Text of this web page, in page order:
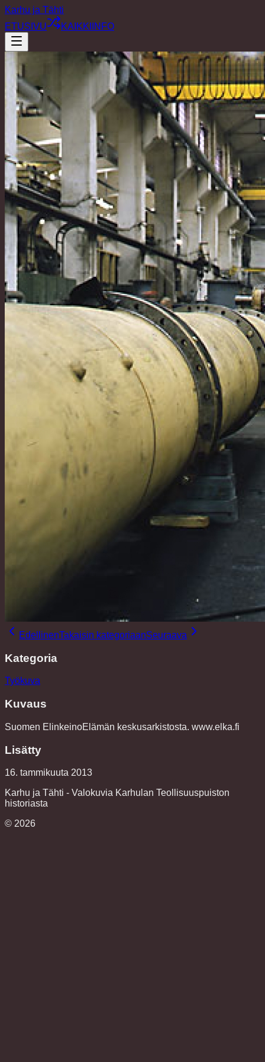
Karhu ja Tähti
ETUSIVU
KAIKKI INFO
EdellinenTakaisin kategoriaanSeuraava
Kategoria
Työkuva
Kuvaus
Suomen ElinkeinoElämän keskusarkistosta. www.elka.fi
Lisätty
16. tammikuuta 2013
Karhu ja Tähti - Valokuvia Karhulan Teollisuuspuiston
historiasta
© 2026